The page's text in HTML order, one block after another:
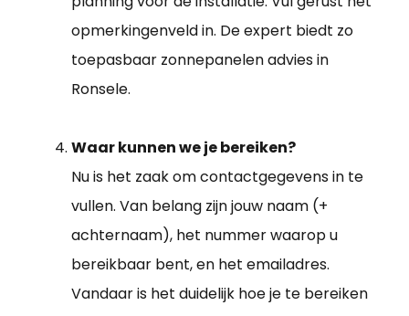
opmerkingenveld in. De expert biedt zo
toepasbaar zonnepanelen advies in
Ronsele.
Waar kunnen we je bereiken?
Nu is het zaak om contactgegevens in te
vullen. Van belang zijn jouw naam (+
achternaam), het nummer waarop u
bereikbaar bent, en het emailadres.
Vandaar is het duidelijk hoe je te bereiken